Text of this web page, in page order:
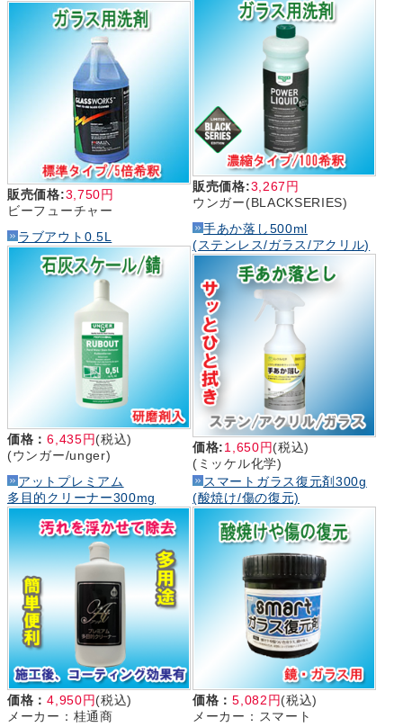
販売価格:3,750円
ビーフューチャー
販売価格:3,267円
ウンガー(BLACKSERIES)
ラブアウト0.5L
価格：6,435円(税込)
(ウンガー/unger)
手あか落し500ml
(ステンレス/ガラス/アクリル)
価格:1,650円(税込)
(ミッケル化学)
アットプレミアム
多目的クリーナー300mg
価格：4,950円(税込)
メーカー：桂通商
スマートガラス復元剤300g
(酸焼け/傷の復元)
価格：5,082円(税込)
メーカー：スマート